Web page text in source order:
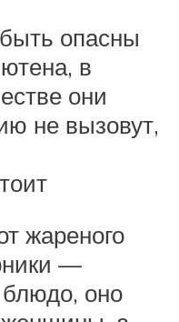
опасны
в
они
не вызовут,
жареного
—
оно